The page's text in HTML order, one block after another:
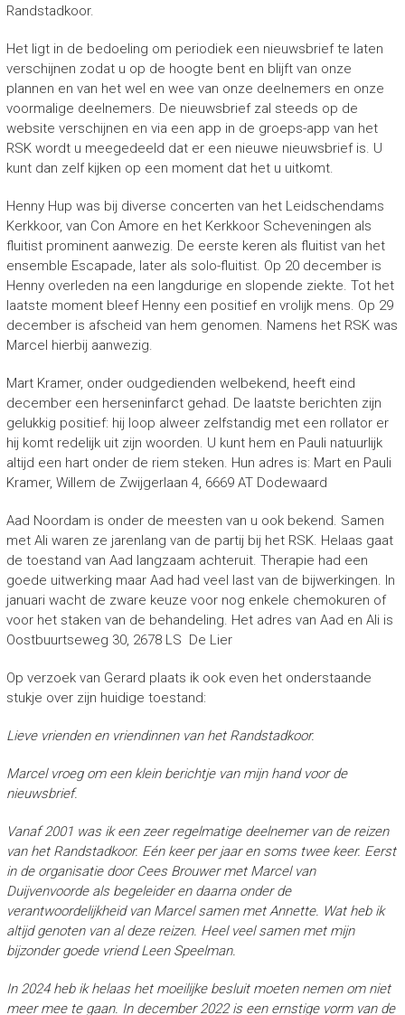
Randstadkoor.
Het ligt in de bedoeling om periodiek een nieuwsbrief te laten
verschijnen zodat u op de hoogte bent en blijft van onze
plannen en van het wel en wee van onze deelnemers en onze
voormalige deelnemers. De nieuwsbrief zal steeds op de
website verschijnen en via een app in de groeps-app van het
RSK wordt u meegedeeld dat er een nieuwe nieuwsbrief is. U
kunt dan zelf kijken op een moment dat het u uitkomt.
Henny Hup was bij diverse concerten van het Leidschendams
Kerkkoor, van Con Amore en het Kerkkoor Scheveningen als
fluitist prominent aanwezig. De eerste keren als fluitist van het
ensemble Escapade, later als solo-fluitist. Op 20 december is
Henny overleden na een langdurige en slopende ziekte. Tot het
laatste moment bleef Henny een positief en vrolijk mens. Op 29
december is afscheid van hem genomen. Namens het RSK was
Marcel hierbij aanwezig.
Mart Kramer, onder oudgedienden welbekend, heeft eind
december een herseninfarct gehad. De laatste berichten zijn
gelukkig positief: hij loop alweer zelfstandig met een rollator er
hij komt redelijk uit zijn woorden. U kunt hem en Pauli natuurlijk
altijd een hart onder de riem steken. Hun adres is: Mart en Pauli
Kramer, Willem de Zwijgerlaan 4, 6669 AT Dodewaard
Aad Noordam is onder de meesten van u ook bekend. Samen
met Ali waren ze jarenlang van de partij bij het RSK. Helaas gaat
de toestand van Aad langzaam achteruit. Therapie had een
goede uitwerking maar Aad had veel last van de bijwerkingen. In
januari wacht de zware keuze voor nog enkele chemokuren of
voor het staken van de behandeling. Het adres van Aad en Ali is
Oostbuurtseweg 30, 2678 LS De Lier
Op verzoek van Gerard plaats ik ook even het onderstaande
stukje over zijn huidige toestand:
Lieve vrienden en vriendinnen van het Randstadkoor.
Marcel vroeg om een klein berichtje van mijn hand voor de
nieuwsbrief.
Vanaf 2001 was ik een zeer regelmatige deelnemer van de reizen
van het Randstadkoor. Eén keer per jaar en soms twee keer. Eerst
in de organisatie door Cees Brouwer met Marcel van
Duijvenvoorde als begeleider en daarna onder de
verantwoordelijkheid van Marcel samen met Annette. Wat heb ik
altijd genoten van al deze reizen. Heel veel samen met mijn
bijzonder goede vriend Leen Speelman.
In 2024 heb ik helaas het moeilijke besluit moeten nemen om niet
meer mee te gaan. In december 2022 is een ernstige vorm van de